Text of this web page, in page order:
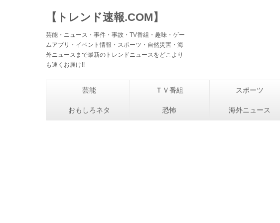
【トレンド速報.COM】
芸能・ニュース・事件・事故・TV番組・趣味・ゲー
ムアプリ・イベント情報・スポーツ・自然災害・海
外ニュースまで最新のトレンドニュースをどこより
も速くお届け!!
芸能 ＴＶ番組 スポーツ
おもしろネタ 恐怖 海外ニュース